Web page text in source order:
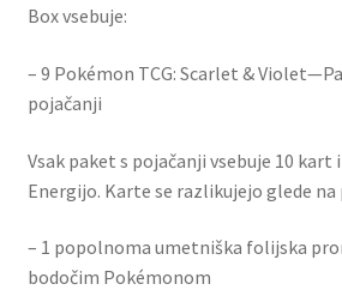
Box vsebuje:
– 9 Pokémon TCG: Scarlet &
pojačanji
Vsak paket s pojačanji vsebuje 10 kart
Energijo. Karte se razlikujejo glede na
– 1 popolnoma umetniška folijska
bodočim Pokémonom